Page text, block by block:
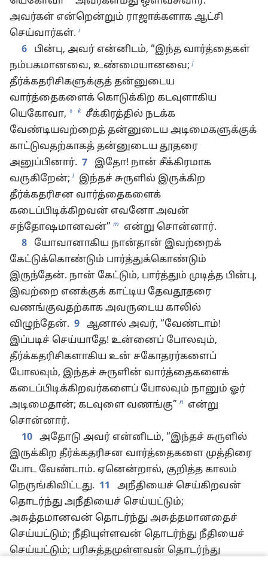
அவர்கள் என்றென்றும் ராஜாக்களாக ஆட்சி
செய்வார்கள். i
6
பின்பு, அவர் என்னிடம், “இந்த வார்த்தைகள்
நம்பகமானவை, உண்மையானவை; j
தீர்க்கதரிசிகளுக்குத் தன்னுடைய
வார்த்தைகளைக் கொடுக்கிற கடவுளாகிய
யெகோவா, * k சீக்கிரத்தில் நடக்க
வேண்டியவற்றைத் தன்னுடைய அடிமைகளுக்குக்
காட்டுவதற்காகத் தன்னுடைய தூதரை
அனுப்பினார். 7
இதோ! நான் சீக்கிரமாக
வருகிறேன்; l
இந்தச் சுருளில் இருக்கிற
தீர்க்கதரிசன வார்த்தைகளைக்
கடைப்பிடிக்கிறவன் எவனோ அவன்
சந்தோஷமானவன்” m
என்று சொன்னார்.
8
யோவானாகிய நான்தான் இவற்றைக்
கேட்டுக்கொண்டும் பார்த்துக்கொண்டும்
இருந்தேன். நான் கேட்டும், பார்த்தும் முடித்த பின்பு,
இவற்றை எனக்குக் காட்டிய தேவதூதரை
வணங்குவதற்காக அவருடைய காலில்
விழுந்தேன். 9 ஆனால் அவர், “வேண்டாம்!
இப்படிச் செய்யாதே! உன்னைப் போலவும்,
தீர்க்கதரிசிகளாகிய உன் சகோதரர்களைப்
போலவும், இந்தச் சுருளின் வார்த்தைகளைக்
கடைப்பிடிக்கிறவர்களைப் போலவும் நானும் ஓர்
அடிமைதான்; கடவுளை வணங்கு” n
என்று
சொன்னார்.
10 அதோடு அவர் என்னிடம், “இந்தச் சுருளில்
இருக்கிற தீர்க்கதரிசன வார்த்தைகளை முத்திரை
போட வேண்டாம். ஏனென்றால், குறித்த காலம்
நெருங்கிவிட்டது. 11
அநீதியைச் செய்கிறவன்
தொடர்ந்து அநீதியைச் செய்யட்டும்;
அசுத்தமானவன் தொடர்ந்து அசுத்தமானதைச்
செய்யட்டும்; நீதியுள்ளவன் தொடர்ந்து நீதியைச்
செய்யட்டும்; பரிசுத்தமுள்ளவன் தொடர்ந்து